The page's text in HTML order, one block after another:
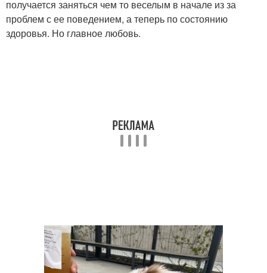
получается заняться чем то веселым в начале из за
проблем с ее поведением, а теперь по состоянию
здоровья. Но главное любовь.